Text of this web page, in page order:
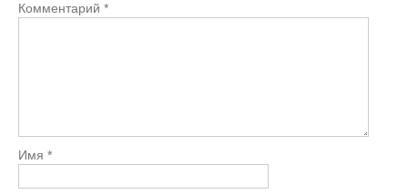
Комментарий *
Имя *